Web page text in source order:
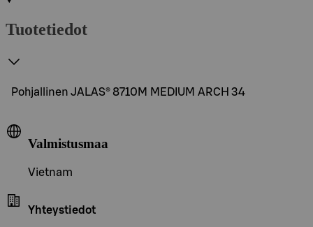
Tuotetiedot
Pohjallinen JALAS® 8710M MEDIUM ARCH 34
Valmistusmaa
Vietnam
Yhteystiedot